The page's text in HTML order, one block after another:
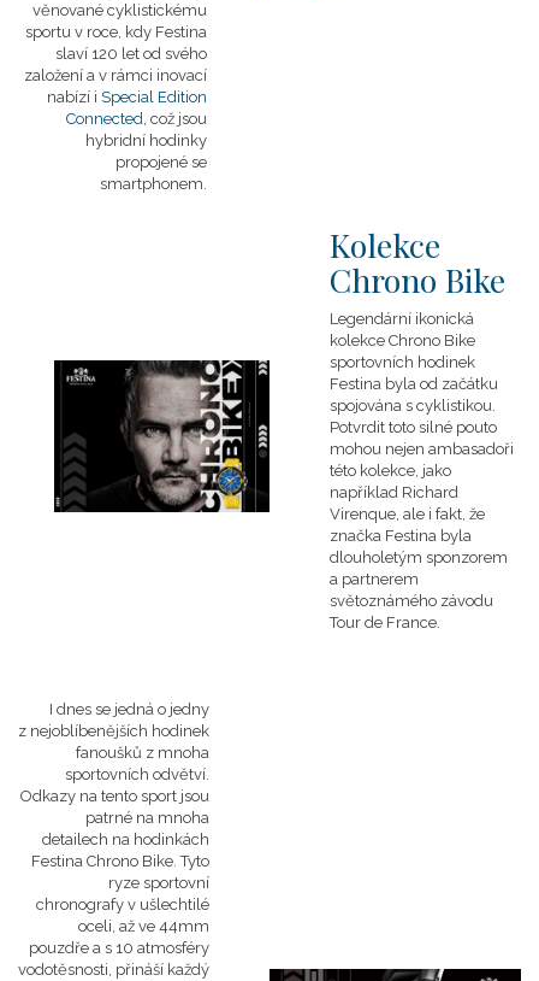
věnované cyklistickému
sportu v roce, kdy Festina
slaví 120 let od svého
založení a v rámci inovací
nabízí i Special Edition
Connected, což jsou
hybridní hodinky
propojené se
smartphonem.
Kolekce
Chrono Bike
Legendární ikonická
kolekce Chrono Bike
sportovních hodinek
Festina byla od začátku
spojována s cyklistikou.
Potvrdit toto silné pouto
mohou nejen ambasadoři
této kolekce, jako
například Richard
Virenque, ale i fakt, že
značka Festina byla
dlouholetým sponzorem
a partnerem
světoznámého závodu
Tour de France.
I dnes se jedná o jedny
z nejoblíbenějších hodinek
fanoušků z mnoha
sportovních odvětví.
Odkazy na tento sport jsou
patrné na mnoha
detailech na hodinkách
Festina Chrono Bike. Tyto
ryze sportovní
chronografy v ušlechtilé
oceli, až ve 44mm
pouzdře a s 10 atmosféry
vodotěsnosti, přináší každý